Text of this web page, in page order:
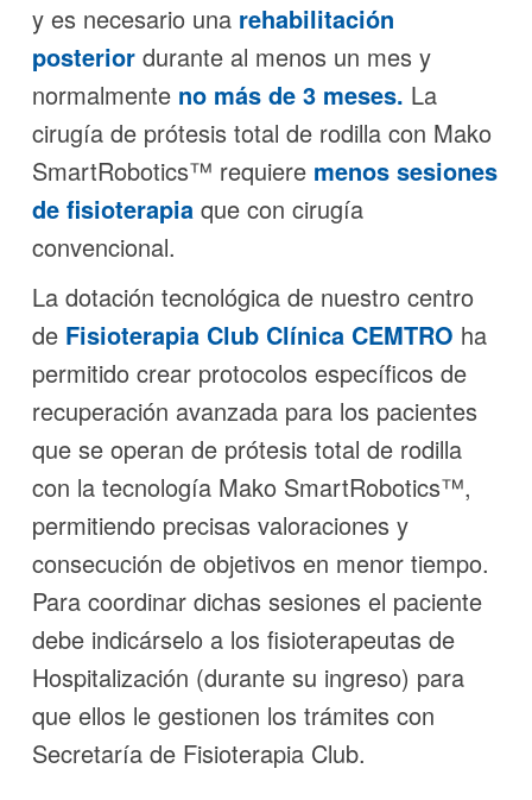
y es necesario una rehabilitación
posterior durante al menos un mes y
normalmente no más de 3 meses. La
cirugía de prótesis total de rodilla con Mako
SmartRobotics™ requiere menos sesiones
de fisioterapia que con cirugía
convencional.
La dotación tecnológica de nuestro centro
de Fisioterapia Club Clínica CEMTRO ha
permitido crear protocolos especíﬁcos de
recuperación avanzada para los pacientes
que se operan de prótesis total de rodilla
con la tecnología Mako SmartRobotics™,
permitiendo precisas valoraciones y
consecución de objetivos en menor tiempo.
Para coordinar dichas sesiones el paciente
debe indicárselo a los ﬁsioterapeutas de
Hospitalización (durante su ingreso) para
que ellos le gestionen los trámites con
Secretaría de Fisioterapia Club.